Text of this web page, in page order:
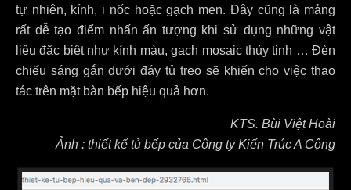
tự nhiên, kính, i nốc hoặc gạch men. Đây cũng là mảng
rất dễ tạo điểm nhấn ấn tượng khi sử dụng những vật
liệu đặc biệt như kính màu, gạch mosaic thủy tinh … Đèn
chiếu sáng gắn dưới đáy tủ treo sẽ khiến cho việc thao
tác trên mặt bàn bếp hiệu quả hơn.
KTS. Bùi Việt Hoài
Ảnh : thiết kế tủ bếp của Công ty Kiến Trúc A Cộng